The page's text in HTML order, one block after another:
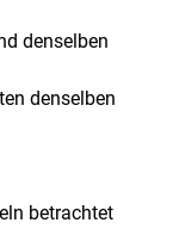
denselben
denselben
betrachtet